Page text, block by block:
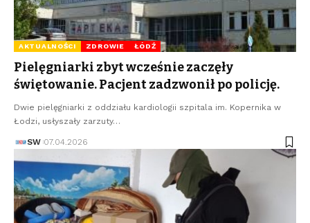
AKTUALNOŚCI ZDROWIE ŁÓDŹ
Pielęgniarki zbyt wcześnie zaczęły
świętowanie. Pacjent zadzwonił po policję.
Dwie pielęgniarki z oddziału kardiologii szpitala im. Kopernika w
Łodzi, usłyszały zarzuty…
SW 07.04.2026